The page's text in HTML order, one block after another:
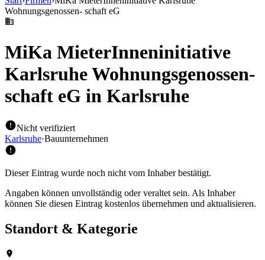
Wohnungsgenossen- schaft eG
MiKa MieterInneninitiative
Karlsruhe Wohnungsgenossen-
schaft eG in Karlsruhe
Nicht verifiziert
Karlsruhe·Bauunternehmen
Dieser Eintrag wurde noch nicht vom Inhaber bestätigt.
Angaben können unvollständig oder veraltet sein. Als Inhaber
können Sie diesen Eintrag kostenlos übernehmen und aktualisieren.
Standort & Kategorie